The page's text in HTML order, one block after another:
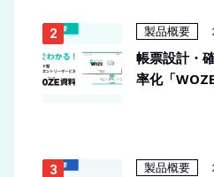
製品概要
帳票設計・
率化「WOZE
製品概要